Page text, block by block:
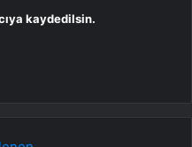
kaydedilsin.